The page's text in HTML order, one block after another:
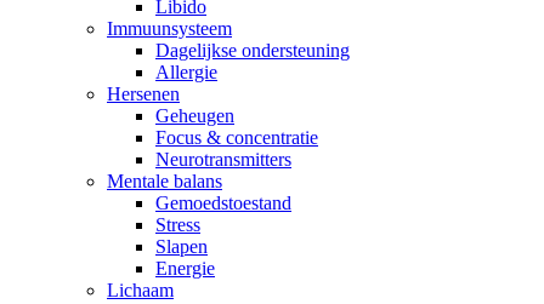
Libido
Immuunsysteem
Dagelijkse ondersteuning
Allergie
Hersenen
Geheugen
Focus & concentratie
Neurotransmitters
Mentale balans
Gemoedstoestand
Stress
Slapen
Energie
Lichaam